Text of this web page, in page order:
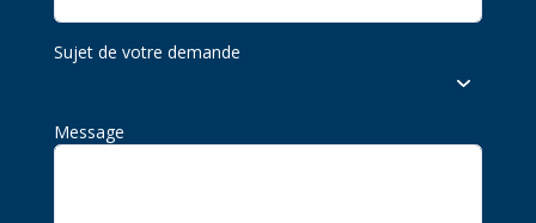
Sujet de votre demande
Message